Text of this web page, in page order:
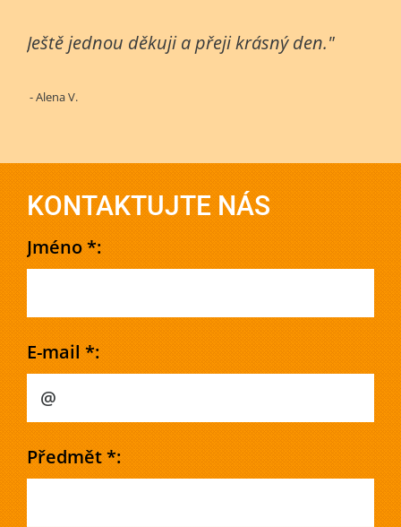
Ještě jednou děkuji a přeji krásný den."
- Alena V.
KONTAKTUJTE NÁS
Jméno *:
E-mail *:
Předmět *: